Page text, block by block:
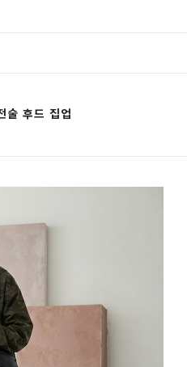
후드 집업